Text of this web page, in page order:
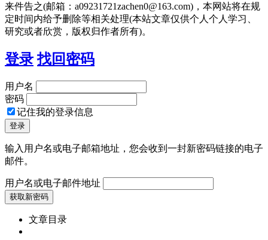
来件告之(邮箱：a09231721zachen0@163.com)，本网站将在规
定时间内给予删除等相关处理(本站文章仅供个人个人学习、
研究或者欣赏，版权归作者所有)。
登录 找回密码
用户名
密码
记住我的登录信息
输入用户名或电子邮箱地址，您会收到一封新密码链接的电子
邮件。
用户名或电子邮件地址
文章目录